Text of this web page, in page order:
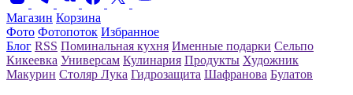
Магазин Корзина
Фото Фотопоток Избранное
Блог RSS Поминальная кухня Именные подарки Сельпо
Кикеевка Универсам Кулинария Продукты Художник
Макурин Столяр Лука Гидрозащита Шафранова Булатов